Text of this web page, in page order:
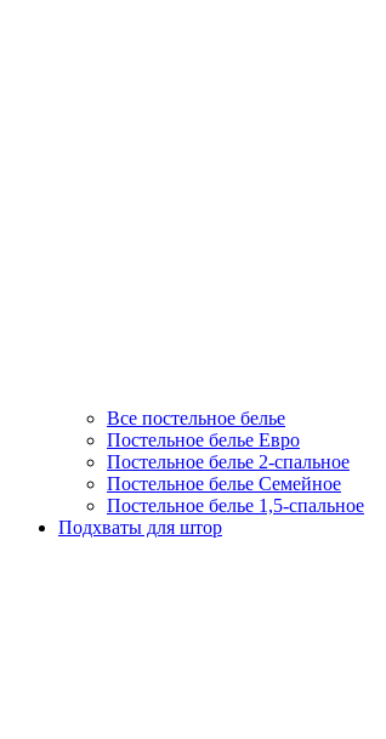
Все постельное белье
Постельное белье Евро
Постельное белье 2-спальное
Постельное белье Семейное
Постельное белье 1,5-спальное
Подхваты для штор